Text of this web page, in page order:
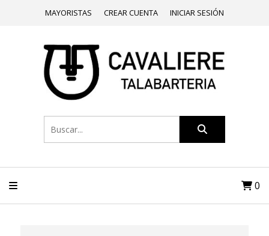
MAYORISTAS CREAR CUENTA INICIAR SESIÓN
0